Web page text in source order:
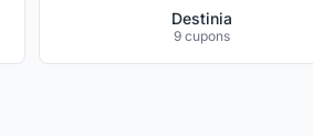
Destinia
9 cupons